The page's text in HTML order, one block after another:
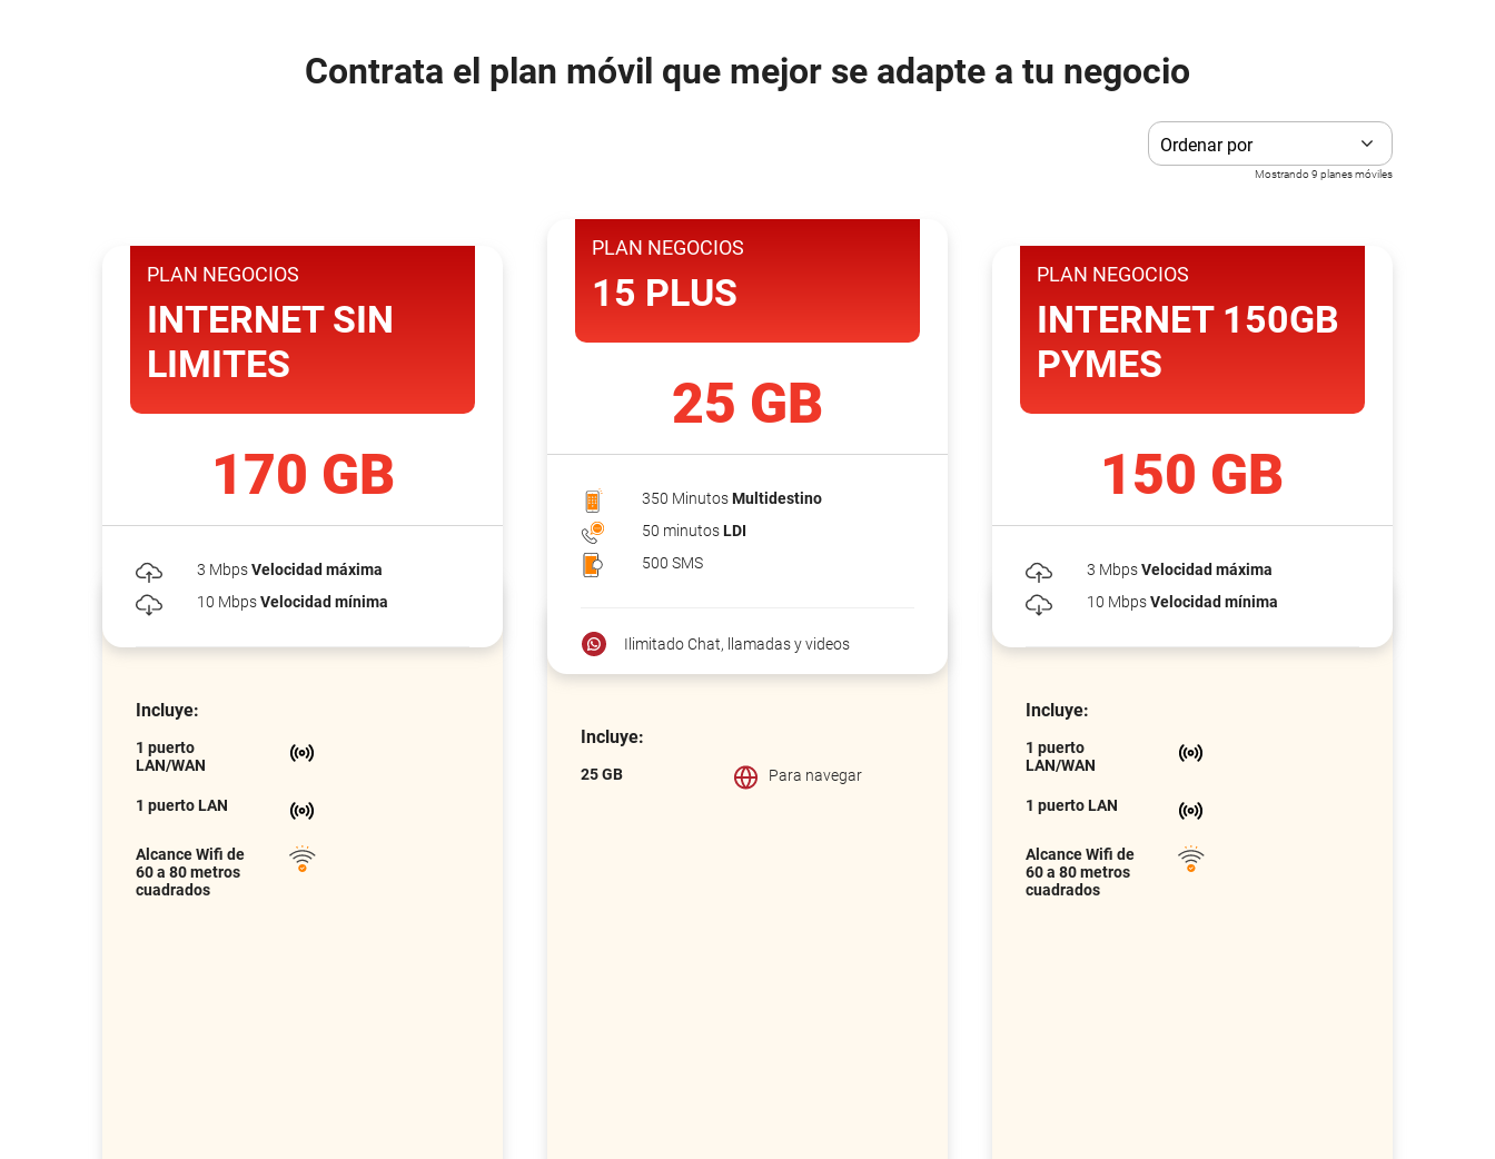
Contrata el plan móvil que mejor se adapte a tu negocio
Mostrando9 planes móviles
PLAN NEGOCIOS
INTERNET SIN
LIMITES
170 GB
3 MbpsVelocidad máxima
10 MbpsVelocidad mínima
Incluye:
1 puerto
LAN/WAN
1 puerto LAN
Alcance Wifi de
60 a 80 metros
cuadrados
PLAN NEGOCIOS
15 PLUS
25 GB
350 MinutosMultidestino
50 minutosLDI
500 SMS
Ilimitado Chat, llamadas y videos
Incluye:
25 GB Para navegar
PLAN NEGOCIOS
INTERNET 150GB
PYMES
150 GB
3 MbpsVelocidad máxima
10 MbpsVelocidad mínima
Incluye:
1 puerto
LAN/WAN
1 puerto LAN
Alcance Wifi de
60 a 80 metros
cuadrados